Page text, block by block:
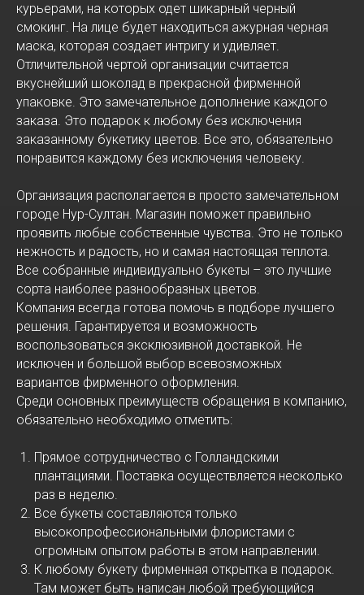
курьерами, на которых одет шикарный черный
смокинг. На лице будет находиться ажурная черная
маска, которая создает интригу и удивляет.
Отличительной чертой организации считается
вкуснейший шоколад в прекрасной фирменной
упаковке. Это замечательное дополнение каждого
заказа. Это подарок к любому без исключения
заказанному букетику цветов. Все это, обязательно
понравится каждому без исключения человеку.
Организация располагается в просто замечательном
городе Нур-Султан. Магазин поможет правильно
проявить любые собственные чувства. Это не только
нежность и радость, но и самая настоящая теплота.
Все собранные индивидуально букеты – это лучшие
сорта наиболее разнообразных цветов.
Компания всегда готова помочь в подборе лучшего
решения. Гарантируется и возможность
воспользоваться эксклюзивной доставкой. Не
исключен и большой выбор всевозможных
вариантов фирменного оформления.
Среди основных преимуществ обращения в компанию,
обязательно необходимо отметить:
Прямое сотрудничество с Голландскими
плантациями. Поставка осуществляется несколько
раз в неделю.
Все букеты составляются только
высокопрофессиональными флористами с
огромным опытом работы в этом направлении.
К любому букету фирменная открытка в подарок.
Там может быть написан любой требующийся